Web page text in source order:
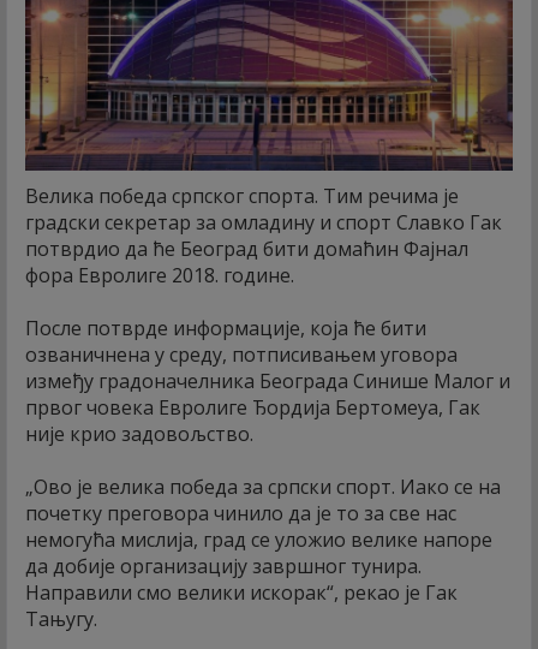
Велика победа српског спорта. Тим речима је
градски секретар за омладину и спорт Славко Гак
потврдио да ће Београд бити домаћин Фајнал
фора Евролиге 2018. године.
После потврде информације, која ће бити
озваничнена у среду, потписивањем уговора
између градоначелника Београда Синише Малог и
првог човека Евролиге Ђордија Бертомеуа, Гак
није крио задовољство.
„Ово је велика победа за српски спорт. Иако се на
почетку преговора чинило да је то за све нас
немогућа мислија, град се уложио велике напоре
да добије организацију завршног тунира.
Направили смо велики искорак“, рекао је Гак
Тањугу.